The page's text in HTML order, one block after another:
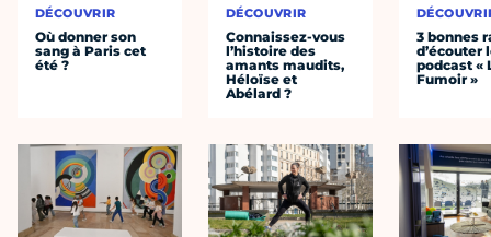
DÉCOUVRIR
Où donner son
sang à Paris cet
été ?
DÉCOUVRIR
Connaissez-vous
l’histoire des
amants maudits,
Héloïse et
Abélard ?
3 bonnes
d’écouter
podcast «
Fumoir »